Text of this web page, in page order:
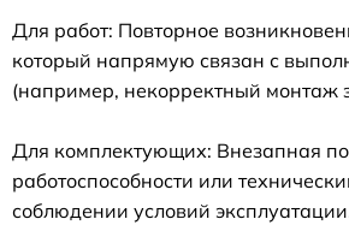
Для работ: Повторное
который напрямую связан с
(например, некорректный монтаж
Для комплектующих: Внезапная
работоспособности или
соблюдении условий